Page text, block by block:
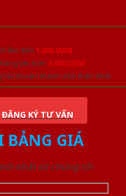
lên đến 1.000.000đ
lớn hơn 3.000.000đ
tài khoản thành viên thân thiết
ĐĂNG KÝ TƯ VẤN
BẢNG GIÁ
nhất từ chúng tôi